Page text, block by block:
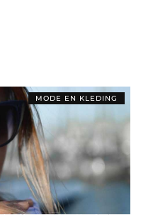
MODE EN KLEDING